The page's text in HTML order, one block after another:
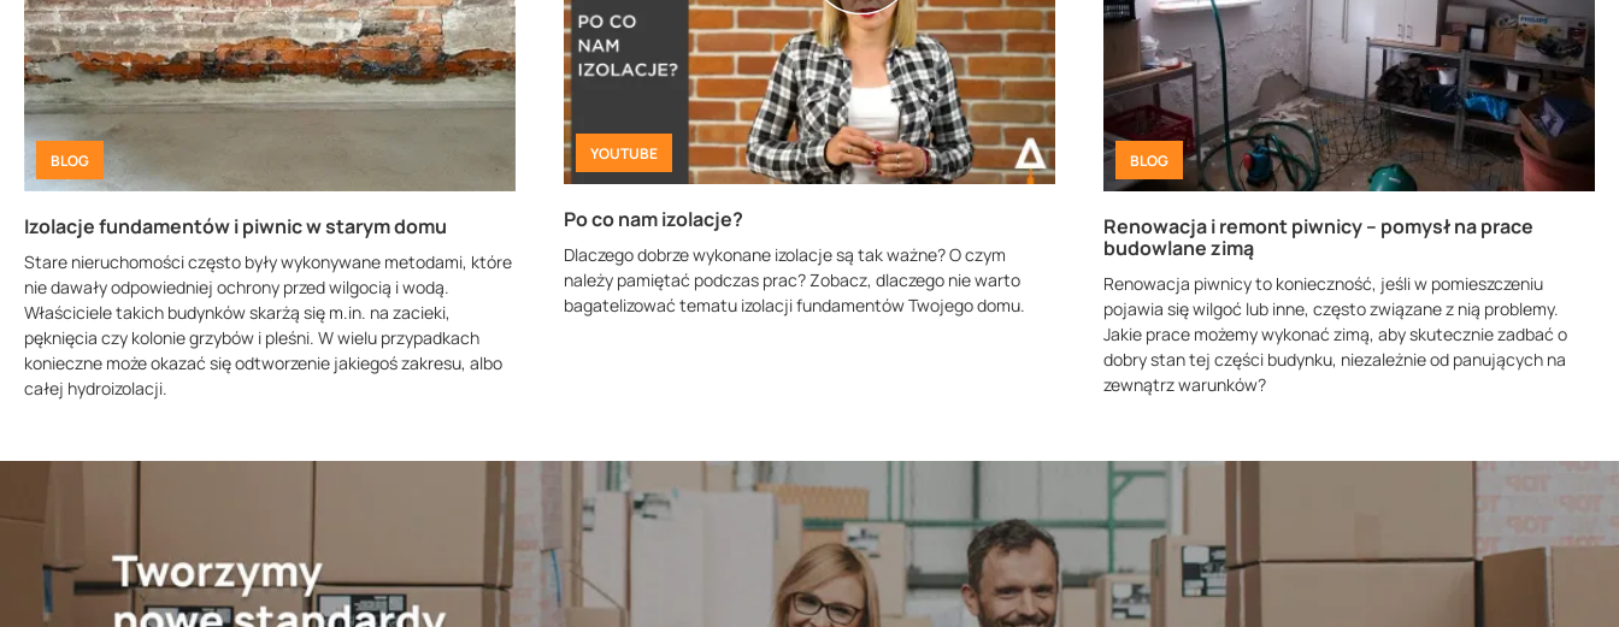
BLOG
Izolacje fundamentów i piwnic w starym domu
Stare nieruchomości często były wykonywane metodami, które
nie dawały odpowiedniej ochrony przed wilgocią i wodą.
Właściciele takich budynków skarżą się m.in. na zacieki,
pęknięcia czy kolonie grzybów i pleśni. W wielu przypadkach
konieczne może okazać się odtworzenie jakiegoś zakresu, albo
całej hydroizolacji.
YOUTUBE
Po co nam izolacje?
Dlaczego dobrze wykonane izolacje są tak ważne? O czym
należy pamiętać podczas prac? Zobacz, dlaczego nie warto
bagatelizować tematu izolacji fundamentów Twojego domu.
BLOG
Renowacja i remont piwnicy – pomysł na prace
budowlane zimą
Renowacja piwnicy to konieczność, jeśli w pomieszczeniu
pojawia się wilgoć lub inne, często związane z nią problemy.
Jakie prace możemy wykonać zimą, aby skutecznie zadbać o
dobry stan tej części budynku, niezależnie od panujących na
zewnątrz warunków?